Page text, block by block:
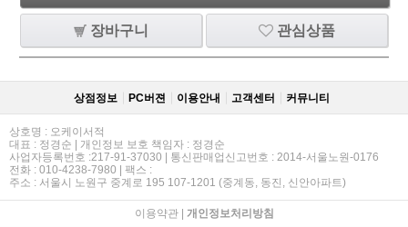
장바구니 관심상품
상점정보 PC버젼 이용안내 고객센터 커뮤니티
상호명 : 오케이서적
대표 : 정경순 | 개인정보 보호 책임자 : 정경순
사업자등록번호 :217-91-37030 | 통신판매업신고번호 : 2014-서울노원-0176
전화 : 010-4238-7980 | 팩스 :
주소 : 서울시 노원구 중계로 195 107-1201 (중계동, 동진, 신안아파트)
이용약관| 개인정보처리방침